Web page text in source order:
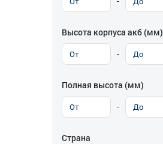
Высота корпуса акб (мм)
-
Полная высота (мм)
-
Страна